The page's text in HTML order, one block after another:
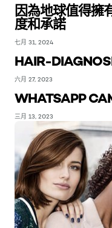
因為地球值得擁
度和承諾
七月 31, 2024
HAIR-
六月 27, 2023
WHATSAPP
三月 13, 2023